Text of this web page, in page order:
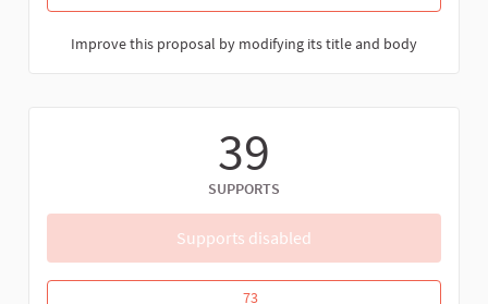
Improve this proposal by modifying its title and body
39
SUPPORTS
Supports disabled
Riposte communautaire contre la
73